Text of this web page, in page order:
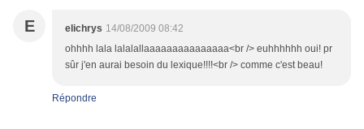
E elichrys 14/08/2009 08:42
ohhhh lala lalalallaaaaaaaaaaaaaaa<br /> euhhhhhh oui! pr
sûr j'en aurai besoin du lexique!!!!<br /> comme c'est beau!
Répondre